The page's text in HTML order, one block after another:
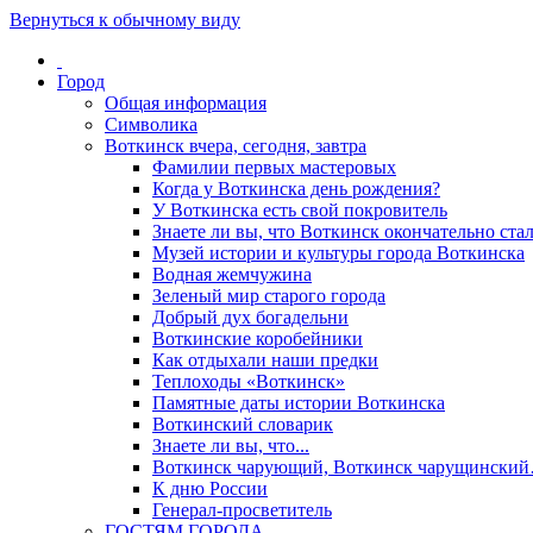
Вернуться к обычному виду
Город
Общая информация
Символика
Воткинск вчера, сегодня, завтра
Фамилии первых мастеровых
Когда у Воткинска день рождения?
У Воткинска есть свой покровитель
Знаете ли вы, что Воткинск окончательно
Музей истории и культуры города Воткинска
Водная жемчужина
Зеленый мир старого города
Добрый дух богадельни
Воткинские коробейники
Как отдыхали наши предки
Теплоходы «Воткинск»
Памятные даты истории Воткинска
Воткинский словарик
Знаете ли вы, что...
Воткинск чарующий, Воткинск
К дню России
Генерал-просветитель